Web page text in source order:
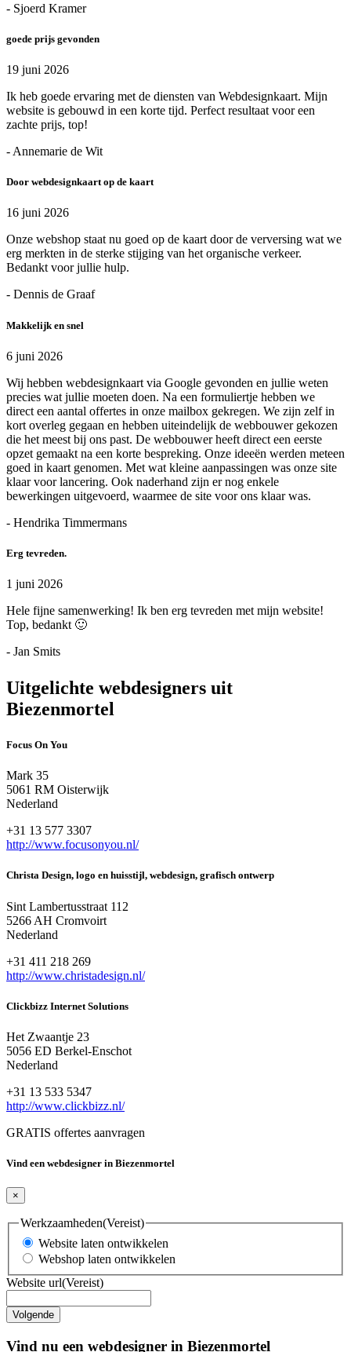
- Sjoerd Kramer
goede prijs gevonden
19 juni 2026
Ik heb goede ervaring met de diensten van Webdesignkaart. Mijn
website is gebouwd in een korte tijd. Perfect resultaat voor een
zachte prijs, top!
- Annemarie de Wit
Door webdesignkaart op de kaart
16 juni 2026
Onze webshop staat nu goed op de kaart door de verversing wat we
erg merkten in de sterke stijging van het organische verkeer.
Bedankt voor jullie hulp.
- Dennis de Graaf
Makkelijk en snel
6 juni 2026
Wij hebben webdesignkaart via Google gevonden en jullie weten
precies wat jullie moeten doen. Na een formuliertje hebben we
direct een aantal offertes in onze mailbox gekregen. We zijn zelf in
kort overleg gegaan en hebben uiteindelijk de webbouwer gekozen
die het meest bij ons past. De webbouwer heeft direct een eerste
opzet gemaakt na een korte bespreking. Onze ideeën werden meteen
goed in kaart genomen. Met wat kleine aanpassingen was onze site
klaar voor lancering. Ook naderhand zijn er nog enkele
bewerkingen uitgevoerd, waarmee de site voor ons klaar was.
- Hendrika Timmermans
Erg tevreden.
1 juni 2026
Hele fijne samenwerking! Ik ben erg tevreden met mijn website!
Top, bedankt 🙂
- Jan Smits
Uitgelichte webdesigners uit
Biezenmortel
Focus On You
Mark 35
5061 RM Oisterwijk
Nederland
+31 13 577 3307
http://www.focusonyou.nl/
Christa Design, logo en huisstijl, webdesign, grafisch ontwerp
Sint Lambertusstraat 112
5266 AH Cromvoirt
Nederland
+31 411 218 269
http://www.christadesign.nl/
Clickbizz Internet Solutions
Het Zwaantje 23
5056 ED Berkel-Enschot
Nederland
+31 13 533 5347
http://www.clickbizz.nl/
GRATIS offertes aanvragen
Vind een webdesigner in Biezenmortel
×
Werkzaamheden(Vereist)
Website laten ontwikkelen
Webshop laten ontwikkelen
Website url(Vereist)
Vind nu een webdesigner in Biezenmortel